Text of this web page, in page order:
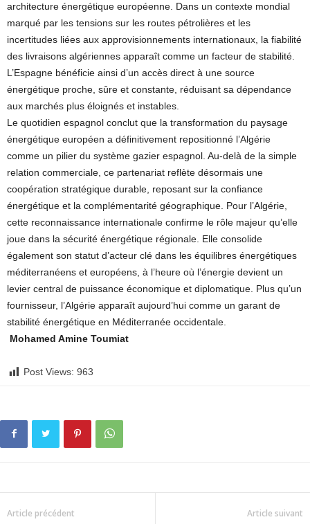
architecture énergétique européenne. Dans un contexte mondial
marqué par les tensions sur les routes pétrolières et les
incertitudes liées aux approvisionnements internationaux, la fiabilité
des livraisons algériennes apparaît comme un facteur de stabilité.
L’Espagne bénéficie ainsi d’un accès direct à une source
énergétique proche, sûre et constante, réduisant sa dépendance
aux marchés plus éloignés et instables.
Le quotidien espagnol conclut que la transformation du paysage
énergétique européen a définitivement repositionné l’Algérie
comme un pilier du système gazier espagnol. Au-delà de la simple
relation commerciale, ce partenariat reflète désormais une
coopération stratégique durable, reposant sur la confiance
énergétique et la complémentarité géographique. Pour l’Algérie,
cette reconnaissance internationale confirme le rôle majeur qu’elle
joue dans la sécurité énergétique régionale. Elle consolide
également son statut d’acteur clé dans les équilibres énergétiques
méditerranéens et européens, à l’heure où l’énergie devient un
levier central de puissance économique et diplomatique. Plus qu’un
fournisseur, l’Algérie apparaît aujourd’hui comme un garant de
stabilité énergétique en Méditerranée occidentale.
Mohamed Amine Toumiat
Post Views: 963
Article précédent Article suivant